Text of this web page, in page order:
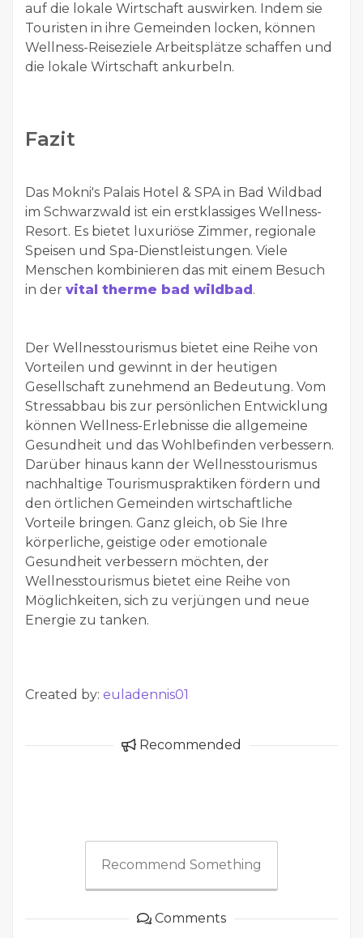
auf die lokale Wirtschaft auswirken. Indem sie
Touristen in ihre Gemeinden locken, können
Wellness-Reiseziele Arbeitsplätze schaffen und
die lokale Wirtschaft ankurbeln.
Fazit
Das Mokni's Palais Hotel & SPA in Bad Wildbad
im Schwarzwald ist ein erstklassiges Wellness-
Resort. Es bietet luxuriöse Zimmer, regionale
Speisen und Spa-Dienstleistungen. Viele
Menschen kombinieren das mit einem Besuch
in der vital therme bad wildbad .
Der Wellnesstourismus bietet eine Reihe von
Vorteilen und gewinnt in der heutigen
Gesellschaft zunehmend an Bedeutung. Vom
Stressabbau bis zur persönlichen Entwicklung
können Wellness-Erlebnisse die allgemeine
Gesundheit und das Wohlbefinden verbessern.
Darüber hinaus kann der Wellnesstourismus
nachhaltige Tourismuspraktiken fördern und
den örtlichen Gemeinden wirtschaftliche
Vorteile bringen. Ganz gleich, ob Sie Ihre
körperliche, geistige oder emotionale
Gesundheit verbessern möchten, der
Wellnesstourismus bietet eine Reihe von
Möglichkeiten, sich zu verjüngen und neue
Energie zu tanken.
Created by: euladennis01
Recommended
Recommend Something
Comments